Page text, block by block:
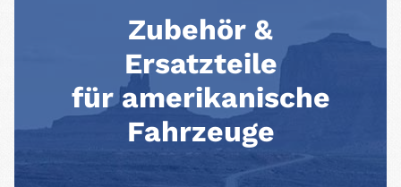
Zubehör &
Ersatzteile
für amerikanische
Fahrzeuge